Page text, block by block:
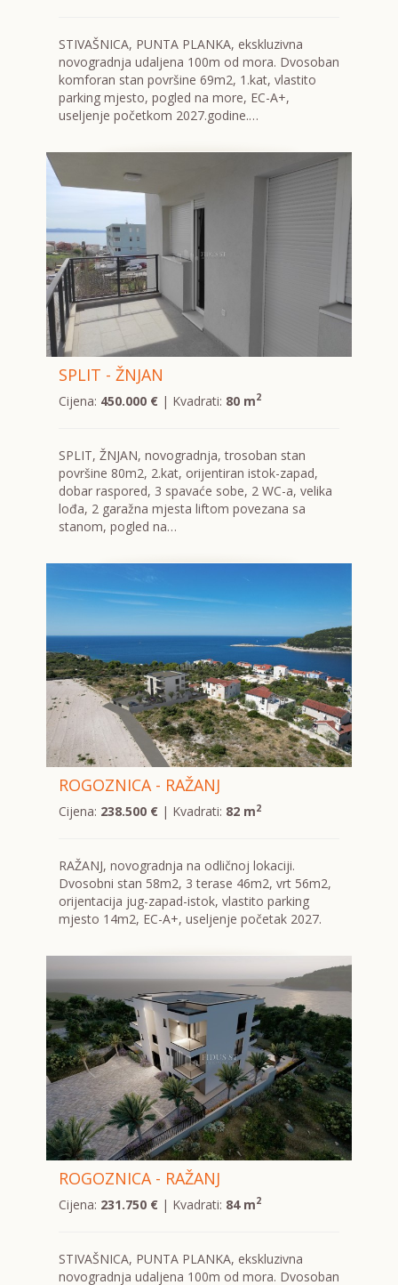
STIVAŠNICA, PUNTA PLANKA, ekskluzivna
novogradnja udaljena 100m od mora. Dvosoban
komforan stan površine 69m2, 1.kat, vlastito
parking mjesto, pogled na more, EC-A+,
useljenje početkom 2027.godine.…
SPLIT - ŽNJAN
Cijena: 450.000 €| Kvadrati: 80 m2
SPLIT, ŽNJAN, novogradnja, trosoban stan
površine 80m2, 2.kat, orijentiran istok-zapad,
dobar raspored, 3 spavaće sobe, 2 WC-a, velika
lođa, 2 garažna mjesta liftom povezana sa
stanom, pogled na…
ROGOZNICA - RAŽANJ
Cijena: 238.500 €| Kvadrati: 82 m2
RAŽANJ, novogradnja na odličnoj lokaciji.
Dvosobni stan 58m2, 3 terase 46m2, vrt 56m2,
orijentacija jug-zapad-istok, vlastito parking
mjesto 14m2, EC-A+, useljenje početak 2027.
ROGOZNICA - RAŽANJ
Cijena: 231.750 €| Kvadrati: 84 m2
STIVAŠNICA, PUNTA PLANKA, ekskluzivna
novogradnja udaljena 100m od mora. Dvosoban